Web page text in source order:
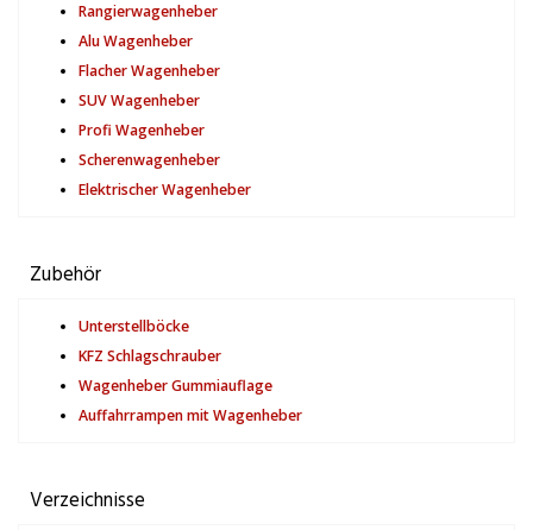
Rangierwagenheber
Alu Wagenheber
Flacher Wagenheber
SUV Wagenheber
Profi Wagenheber
Scherenwagenheber
Elektrischer Wagenheber
Zubehör
Unterstellböcke
KFZ Schlagschrauber
Wagenheber Gummiauflage
Auffahrrampen mit Wagenheber
Verzeichnisse